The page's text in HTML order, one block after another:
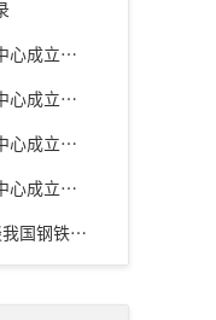
艺及装备的最新发展
轧自动化控制系统
术的自主研发及创新
钢控轧控冷技术
工的认识历程